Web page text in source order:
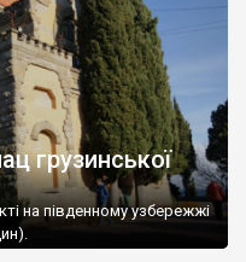
грузинської
на південному узбережжі